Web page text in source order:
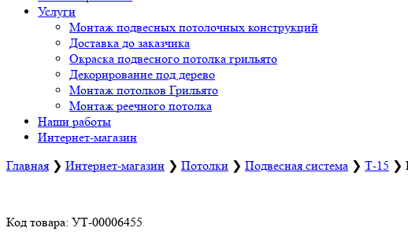
Услуги
Монтаж подвесных потолочных конструкций
Доставка до заказчика
Окраска подвесного потолка грильято
Декорирование под дерево
Монтаж потолков Грильято
Монтаж реечного потолка
Наши работы
Интернет-магазин
Главная ❯ Интернет-магазин ❯ Потолки ❯ Подвесная система ❯ Т-15 ❯
Код товара: УТ-00006455